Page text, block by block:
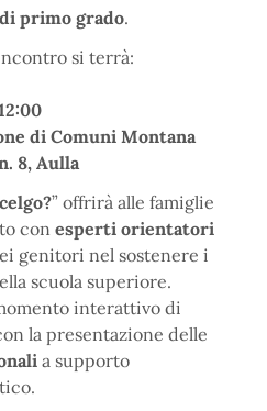
primo grado.
si terrà:
di Comuni Montana
8, Aulla
” offrirà alle famiglie
con esperti orientatori
genitori nel sostenere i
scuola superiore.
interattivo di
la presentazione delle
a supporto